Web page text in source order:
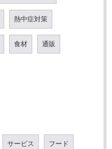
熱中症対策
食材 通販
サービス フード